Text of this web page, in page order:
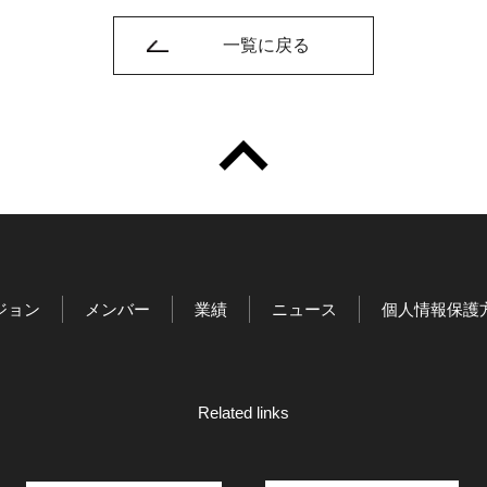
一覧に戻る
ョン メンバー 業績 ニュース 個人情報保護
Related links